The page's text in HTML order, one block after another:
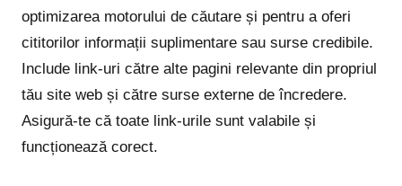
optimizarea motorului de căutare și pentru a oferi
cititorilor informații suplimentare sau surse credibile.
Include link-uri către alte pagini relevante din propriul
tău site web și către surse externe de încredere.
Asigură-te că toate link-urile sunt valabile și
funcționează corect.